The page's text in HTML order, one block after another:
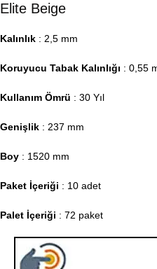
Elite Beige
Kalınlık : 2,5 mm
Koruyucu Tabak Kalınlığı : 0,55
Kullanım Ömrü : 30 Yıl
Genişlik : 237 mm
Boy : 1520 mm
Paket İçeriği : 10 adet
Palet İçeriği : 72 paket